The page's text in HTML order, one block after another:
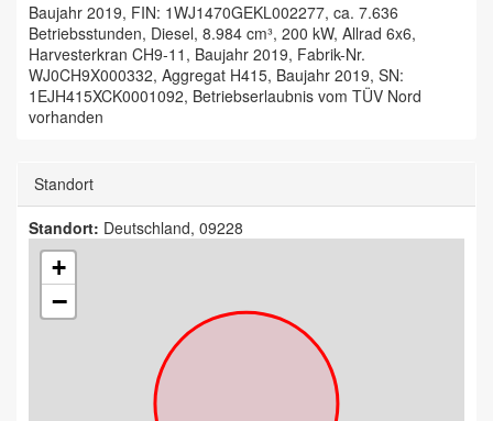
Baujahr 2019, FIN: 1WJ1470GEKL002277, ca. 7.636
Betriebsstunden, Diesel, 8.984 cm³, 200 kW, Allrad 6x6,
Harvesterkran CH9-11, Baujahr 2019, Fabrik-Nr.
WJ0CH9X000332, Aggregat H415, Baujahr 2019, SN:
1EJH415XCK0001092, Betriebserlaubnis vom TÜV Nord
vorhanden
Standort
Standort: Deutschland, 09228
+
−